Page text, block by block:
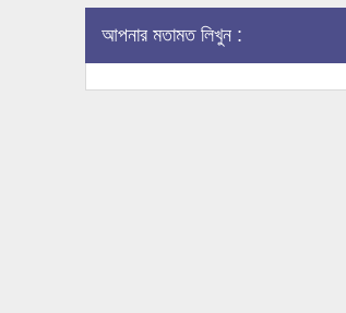
আপনার মতামত লিখুন :